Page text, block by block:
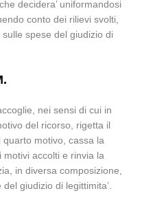
decidera’ uniformandosi
conto dei rilievi svolti,
spese del giudizio di
nei sensi di cui in
del ricorso, rigetta il
motivo, cassa la
accolti e rinvia la
in diversa composizione,
giudizio di legittimita’.